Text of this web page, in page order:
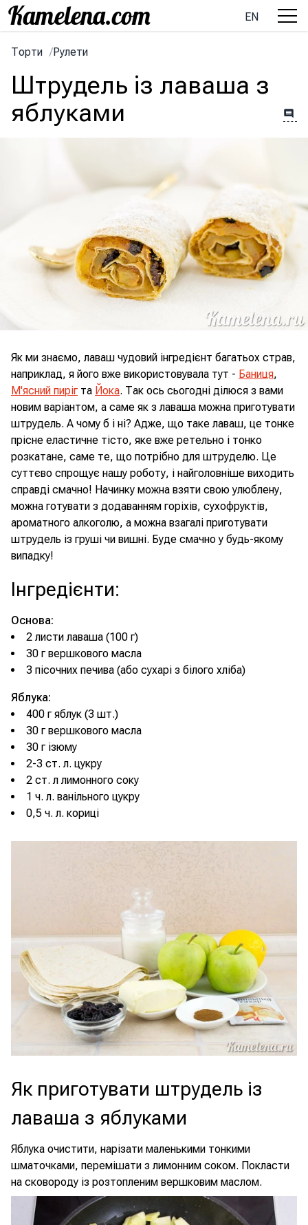
EN
Торти /Рулети
Штрудель із лаваша з
яблуками
Як ми знаємо, лаваш чудовий інгредієнт багатьох страв,
наприклад, я його вже використовувала тут - Баниця,
М'ясний пиріг та Йока. Так ось сьогодні ділюся з вами
новим варіантом, а саме як з лаваша можна приготувати
штрудель. А чому б і ні? Адже, що таке лаваш, це тонке
прісне еластичне тісто, яке вже ретельно і тонко
розкатане, саме те, що потрібно для штруделю. Це
суттєво спрощує нашу роботу, і найголовніше виходить
справді смачно! Начинку можна взяти свою улюблену,
можна готувати з додаванням горіхів, сухофруктів,
ароматного алкоголю, а можна взагалі приготувати
штрудель із груші чи вишні. Буде смачно у будь-якому
випадку!
Інгредієнти:
Основа:
2 листи лаваша (100 г)
30 г вершкового масла
3 пісочних печива (або сухарі з білого хліба)
Яблука:
400 г яблук (3 шт.)
30 г вершкового масла
30 г ізюму
2-3 ст. л. цукру
2 ст. л лимонного соку
1 ч. л. ванільного цукру
0,5 ч. л. кориці
Як приготувати штрудель із
лаваша з яблуками
Яблука очистити, нарізати маленькими тонкими
шматочками, перемішати з лимонним соком. Покласти
на сковороду із розтопленим вершковим маслом.